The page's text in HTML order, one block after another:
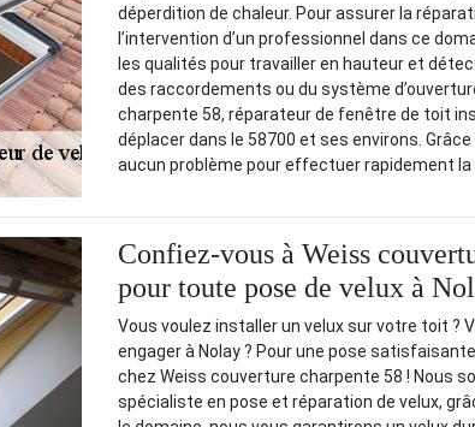
déperdition de chaleur. Pour assurer la
l’intervention d’un professionnel dans ce
les qualités pour travailler en hauteur et
des raccordements ou du système
charpente 58, réparateur de fenêtre de toit
déplacer dans le 58700 et ses environs. Grâce
aucun problème pour effectuer rapidement la
Confiez-vous à Weiss
pour toute pose de velux à
Vous voulez installer un velux sur votre toit ?
engager à Nolay ? Pour une pose
chez Weiss couverture charpente 58 ! Nous
spécialiste en pose et réparation de velux,